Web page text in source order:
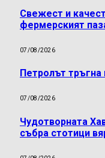
Свежест и
фермерският
07/08/2026
Петролът тръгна
07/08/2026
Чудотворната
събра стотици